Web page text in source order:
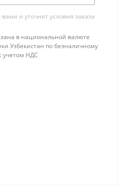
и уточнят условия заказа
в национальной валюте
Узбекистан по безналичному
учетом НДС